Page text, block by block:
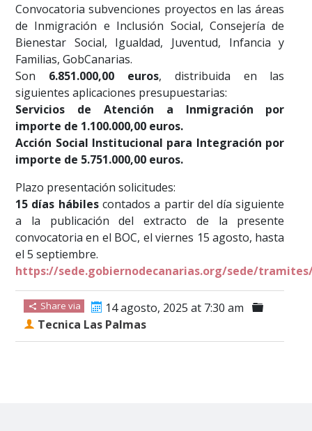
Convocatoria subvenciones proyectos en las áreas
de Inmigración e Inclusión Social, Consejería de
Bienestar Social, Igualdad, Juventud, Infancia y
Familias, GobCanarias.
Son 6.851.000,00 euros, distribuida en las
siguientes aplicaciones presupuestarias:
Servicios de Atención a Inmigración por
importe de 1.100.000,00 euros.
Acción Social Institucional para Integración por
importe de 5.751.000,00 euros.
Plazo presentación solicitudes:
15 días hábilescontados a partir del día siguiente
a la publicación del extracto de la presente
convocatoria en el BOC, el viernes 15 agosto, hasta
el 5 septiembre.
https://sede.gobiernodecanarias.org/sede/tramites/
Share via
14 agosto, 2025 at 7:30 am
Tecnica Las Palmas